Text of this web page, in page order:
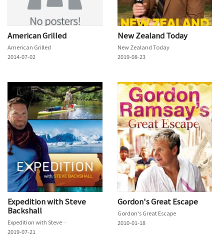
American Grilled
American Grilled
2014-07-02
New Zealand Today
New Zealand Today
2019-08-23
Expedition with Steve
Backshall
Expedition with Steve Backshall
2019-07-21
Gordon's Great Escape
Gordon's Great Escape
2010-01-18